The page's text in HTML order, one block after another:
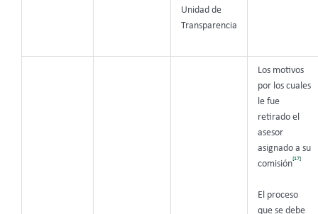
Unidad de
Transparencia
Los motivos
por los cuales
le fue
retirado el
asesor
asignado a su
comisión
[17]
El proceso
que se debe